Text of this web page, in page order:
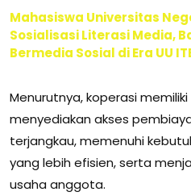
Mahasiswa Universitas
Sosialisasi Literasi Media,
Bermedia Sosial di Era UU
Menurutnya, koperasi
menyediakan akses
terjangkau, memenuhi
yang lebih efisien, serta
usaha anggota.